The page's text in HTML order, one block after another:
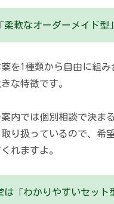
柔軟なオーダーメイド型」
を1種類から自由に組み
な特徴です。
内では個別相談で決ま
り扱っているので、希
れますよ。
は「わかりやすいセット